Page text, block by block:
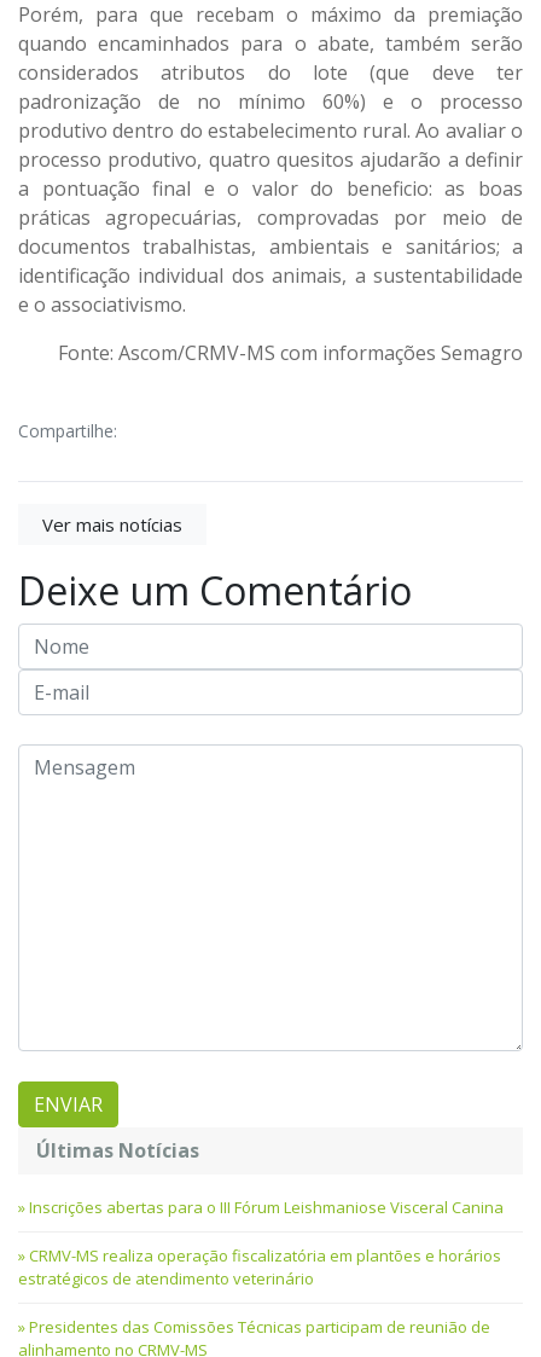
Porém, para que recebam o máximo da premiação
quando encaminhados para o abate, também serão
considerados atributos do lote (que deve ter
padronização de no mínimo 60%) e o processo
produtivo dentro do estabelecimento rural. Ao avaliar o
processo produtivo, quatro quesitos ajudarão a definir
a pontuação final e o valor do beneficio: as boas
práticas agropecuárias, comprovadas por meio de
documentos trabalhistas, ambientais e sanitários; a
identificação individual dos animais, a sustentabilidade
e o associativismo.
Fonte: Ascom/CRMV-MS com informações Semagro
Compartilhe:
Ver mais notícias
Deixe um Comentário
Últimas Notícias
Inscrições abertas para o III Fórum Leishmaniose Visceral Canina
CRMV-MS realiza operação fiscalizatória em plantões e horários
estratégicos de atendimento veterinário
Presidentes das Comissões Técnicas participam de reunião de
alinhamento no CRMV-MS